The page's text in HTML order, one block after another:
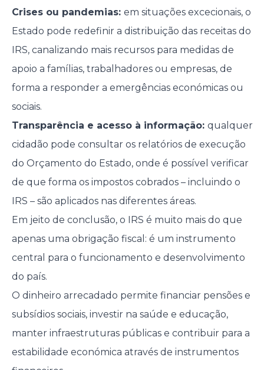
Crises ou pandemias: em situações excecionais, o
Estado pode redefinir a distribuição das receitas do
IRS, canalizando mais recursos para medidas de
apoio a famílias, trabalhadores ou empresas, de
forma a responder a emergências económicas ou
sociais.
Transparência e acesso à informação: qualquer
cidadão pode consultar os relatórios de execução
do Orçamento do Estado, onde é possível verificar
de que forma os impostos cobrados – incluindo o
IRS – são aplicados nas diferentes áreas.
Em jeito de conclusão, o IRS é muito mais do que
apenas uma obrigação fiscal: é um instrumento
central para o funcionamento e desenvolvimento
do país.
O dinheiro arrecadado permite financiar pensões e
subsídios sociais, investir na saúde e educação,
manter infraestruturas públicas e contribuir para a
estabilidade económica através de instrumentos